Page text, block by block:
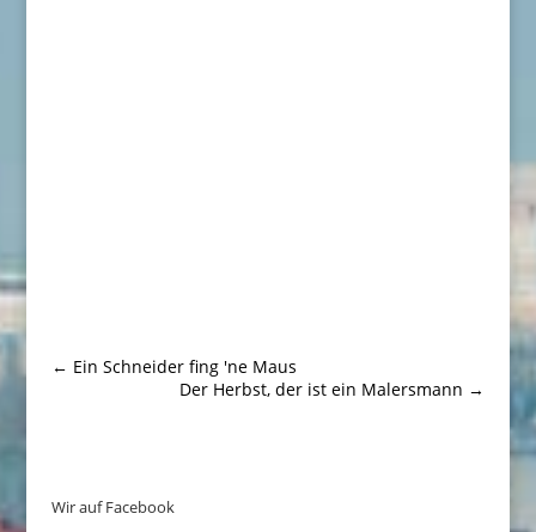
← Ein Schneider fing 'ne Maus
Der Herbst, der ist ein Malersmann →
Wir auf Facebook